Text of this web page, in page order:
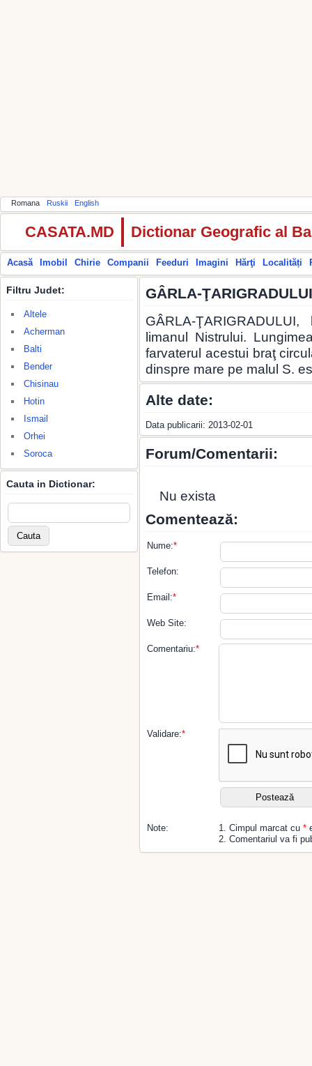
Romana Ruskii English
CASATA.MD Dictionar Geografic al
Acasă Imobil Chirie Companii Feeduri Imagini Hărţi Localități
Filtru Judet:
Altele
Acherman
Balti
Bender
Chisinau
Hotin
Ismail
Orhei
Soroca
Cauta in Dictionar:
GÂRLA-ŢARIGRADULUI
GÂRLA-
limanul Nistrului.
farvaterul acestui braţ
dinspre mare pe malul S.
Alte date:
Data publicarii: 2013-02-01
Forum/Comentarii:
Nu exista
Comentează:
Nume:*
Telefon:
Email:*
Web Site:
Comentariu:*
Validare:*
Note: 1. Cimpul marcat cu *
2. Comentariul va fi